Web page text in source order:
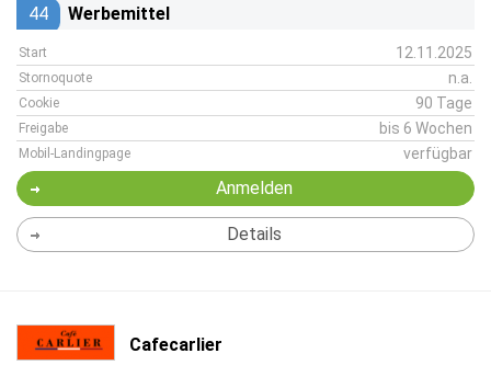
44 Werbemittel
Start 12.11.2025
Stornoquote n.a.
Cookie 90 Tage
Freigabe bis 6 Wochen
Mobil-Landingpage verfügbar
Anmelden
Details
Cafecarlier